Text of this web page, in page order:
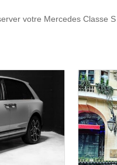
votre Mercedes Classe